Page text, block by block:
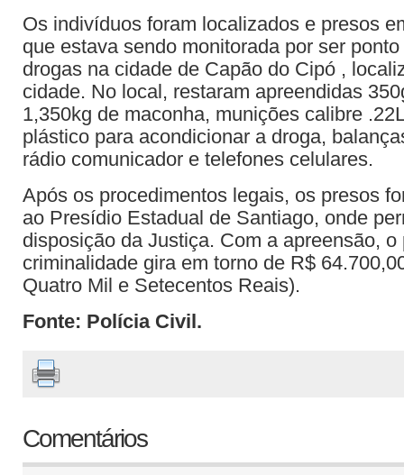
Os indivíduos foram localizados e presos
que estava sendo monitorada por ser
drogas na cidade de Capão do Cipó ,
cidade. No local, restaram apreendidas
1,350kg de maconha, munições calibre
plástico para acondicionar a droga,
rádio comunicador e telefones celulares.
Após os procedimentos legais, os presos
ao Presídio Estadual de Santiago, onde
disposição da Justiça. Com a apreensão,
criminalidade gira em torno de R$
Quatro Mil e Setecentos Reais).
Fonte: Polícia Civil.
Comentários